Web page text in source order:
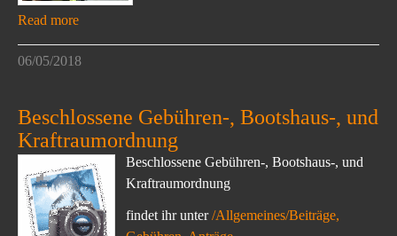
Read more
06/05/2018
Beschlossene Gebühren-, Bootshaus-, und
Kraftraumordnung
Beschlossene Gebühren-, Bootshaus-, und
Kraftraumordnung
findet ihr unter/Allgemeines/Beiträge,